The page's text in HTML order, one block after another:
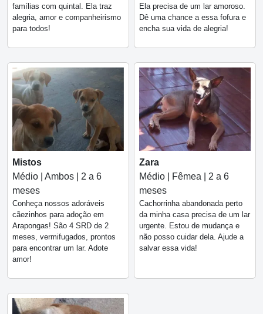
famílias com quintal. Ela traz
alegria, amor e companheirismo
para todos!
Ela precisa de um lar amoroso.
Dê uma chance a essa fofura e
encha sua vida de alegria!
Mistos
Médio | Ambos | 2 a 6
meses
Conheça nossos adoráveis
cãezinhos para adoção em
Arapongas! São 4 SRD de 2
meses, vermifugados, prontos
para encontrar um lar. Adote
amor!
Zara
Médio | Fêmea | 2 a 6
meses
Cachorrinha abandonada perto
da minha casa precisa de um lar
urgente. Estou de mudança e
não posso cuidar dela. Ajude a
salvar essa vida!